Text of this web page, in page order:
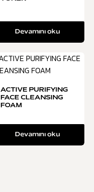
Devamını oku
ACTIVE PURIFYING
FACE CLEANSING
FOAM
Devamını oku